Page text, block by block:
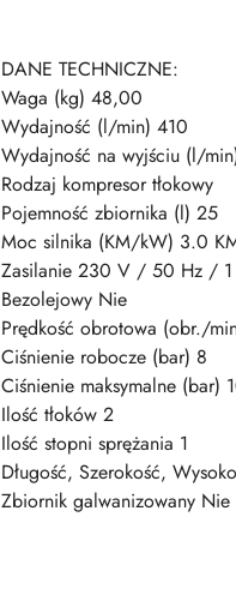
DANE TECHNICZNE:
Waga (kg) 48,00
Wydajność (l/min) 410
Wydajność na wyjściu (l/
Rodzaj kompresor tłokowy
Pojemność zbiornika (l) 25
Moc silnika (KM/kW) 3.0
Zasilanie 230 V / 50 Hz / 1
Bezolejowy Nie
Prędkość obrotowa (obr./
Ciśnienie robocze (bar) 8
Ciśnienie maksymalne (bar)
Ilość tłoków 2
Ilość stopni sprężania 1
Długość, Szerokość,
Zbiornik galwanizowany Nie